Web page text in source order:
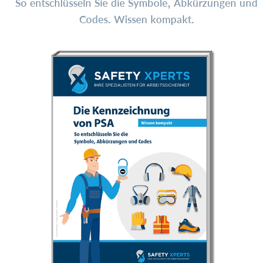
So entschlüsseln Sie die Symbole, Abkürzungen und
Codes. Wissen kompakt.